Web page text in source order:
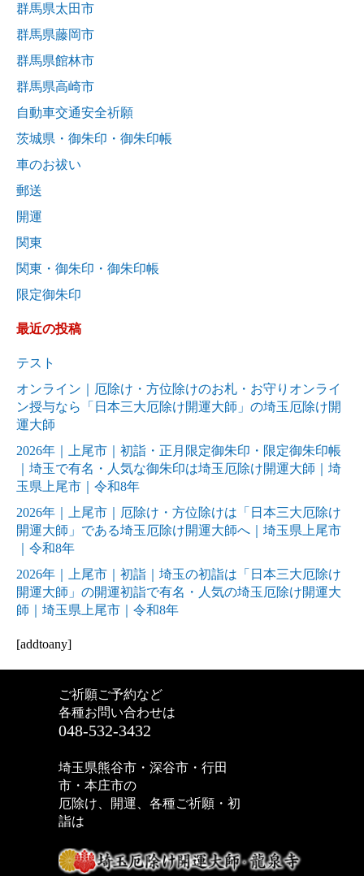
群馬県太田市
群馬県藤岡市
群馬県館林市
群馬県高崎市
自動車交通安全祈願
茨城県・御朱印・御朱印帳
車のお祓い
郵送
開運
関東
関東・御朱印・御朱印帳
限定御朱印
最近の投稿
テスト
オンライン｜厄除け・方位除けのお札・お守りオンライ
ン授与なら「日本三大厄除け開運大師」の埼玉厄除け開
運大師
2026年｜上尾市｜初詣・正月限定御朱印・限定御朱印帳
｜埼玉で有名・人気な御朱印は埼玉厄除け開運大師｜埼
玉県上尾市｜令和8年
2026年｜上尾市｜厄除け・方位除けは「日本三大厄除け
開運大師」である埼玉厄除け開運大師へ｜埼玉県上尾市
｜令和8年
2026年｜上尾市｜初詣｜埼玉の初詣は「日本三大厄除け
開運大師」の開運初詣で有名・人気の埼玉厄除け開運大
師｜埼玉県上尾市｜令和8年
[addtoany]
ご祈願ご予約など
各種お問い合わせは
048-532-3432
埼玉県熊谷市・深谷市・行田
市・本庄市の
厄除け、開運、各種ご祈願・初
詣は